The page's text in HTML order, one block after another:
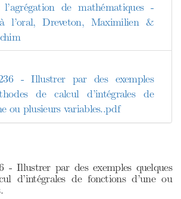
de mathématiques -
l’oral, Dreveton, Maximilien &
- Illustrer par des exemples
de calcul d’intégrales de
ou plusieurs variables..pdf
- Illustrer par des exemples quelques
d’intégrales de fonctions d’une ou